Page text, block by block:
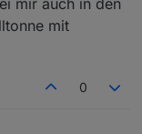
mir auch in den
mit
0